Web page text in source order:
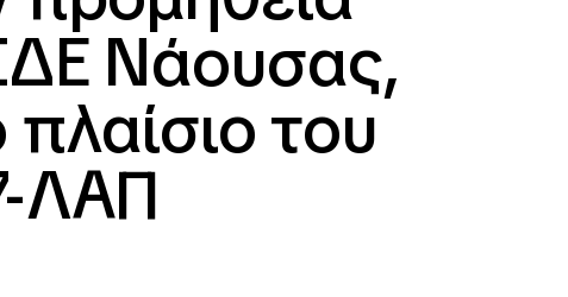
Νάουσας,
του
ΛΑΠ